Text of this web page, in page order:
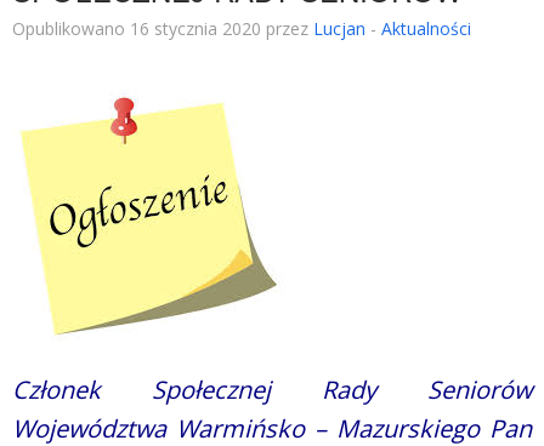
Opublikowano 16 stycznia 2020 przez Lucjan - Aktualności
Członek Społecznej Rady Seniorów
Województwa Warmińsko – Mazurskiego Pan